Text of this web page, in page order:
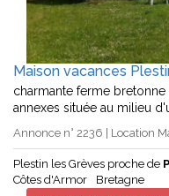
Maison vacances
charmante ferme
annexes située au milieu
Annonce n° 2236 | Location
Plestin les Grèves proche de
Côtes d'Armor
Bretagne